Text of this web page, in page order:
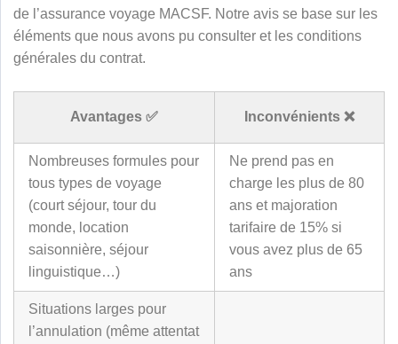
de l’assurance voyage MACSF. Notre avis se base sur les
éléments que nous avons pu consulter et les conditions
générales du contrat.
Avantages ✅ Inconvénients ❌
Nombreuses formules pour
tous types de voyage
(court séjour, tour du
monde, location
saisonnière, séjour
linguistique…)
Ne prend pas en
charge les plus de 80
ans et majoration
tarifaire de 15% si
vous avez plus de 65
ans
Situations larges pour
l’annulation (même attentat